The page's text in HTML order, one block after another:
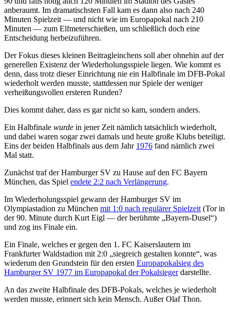
anberaumt. Im dramatischsten Fall kam es dann also nach 240
Minuten Spielzeit — und nicht wie im Europapokal nach 210
Minuten — zum Elfmeterschießen, um schließlich doch eine
Entscheidung herbeizuführen.
Der Fokus dieses kleinen Beitragleinchens soll aber ohnehin auf der
generellen Existenz der Wiederholungsspiele liegen. Wie kommt es
denn, dass trotz dieser Einrichtung nie ein Halbfinale im DFB-Pokal
wiederholt werden musste, stattdessen nur Spiele der weniger
verheißungsvollen ersteren Runden?
Dies kommt daher, dass es gar nicht so kam, sondern anders.
Ein Halbfinale wurde in jener Zeit nämlich tatsächlich wiederholt,
und dabei waren sogar zwei damals und heute große Klubs beteiligt.
Eins der beiden Halbfinals aus dem Jahr 1976 fand nämlich zwei
Mal statt.
Zunächst traf der Hamburger SV zu Hause auf den FC Bayern
München, das Spiel endete 2:2 nach Verlängerung.
Im Wiederholungsspiel gewann der Hamburger SV im
Olympiastadion zu München mit 1:0 nach regulärer Spielzeit (Tor in
der 90. Minute durch Kurt Eigl — der berühmte „Bayern-Dusel“)
und zog ins Finale ein.
Ein Finale, welches er gegen den 1. FC Kaiserslautern im
Frankfurter Waldstadion mit 2:0 „siegreich gestalten konnte“, was
wiederum den Grundstein für den ersten Europapokalsieg des
Hamburger SV 1977 im Europapokal der Pokalsiegerdarstellte.
An das zweite Halbfinale des DFB-Pokals, welches je wiederholt
werden musste, erinnert sich kein Mensch. Außer Olaf Thon.